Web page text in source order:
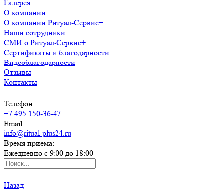
Галерея
О компании
О компании Ритуал-Сервис+
Наши сотрудники
СМИ о Ритуал-Сервис+
Сертификаты и благодарности
Видеоблагодарности
Отзывы
Контакты
Телефон:
+7 495 150-36-47
Email:
info@ritual-plus24.ru
Время приема:
Ежедневно с 9:00 до 18:00
Назад